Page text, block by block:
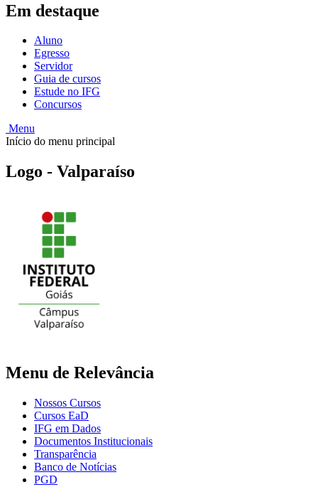
Em destaque
Aluno
Egresso
Servidor
Guia de cursos
Estude no IFG
Concursos
Menu
Início do menu principal
Logo - Valparaíso
Menu de Relevância
Nossos Cursos
Cursos EaD
IFG em Dados
Documentos Institucionais
Transparência
Banco de Notícias
PGD